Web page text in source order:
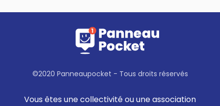
©2020 Panneaupocket - Tous droits réservés
Vous êtes une collectivité ou une association